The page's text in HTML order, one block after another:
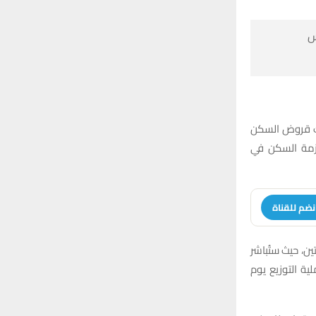
قروض السكن
السكن في
للقناة
حيث ستُباشر
4، 5)، فيما ستُستكمل عملية التوزيع يوم